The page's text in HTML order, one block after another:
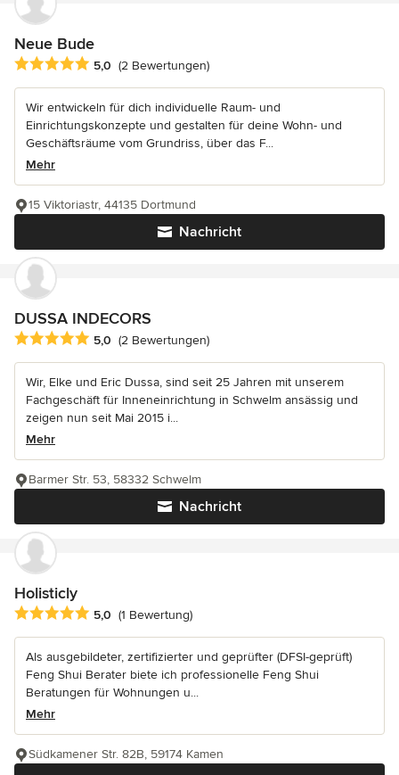
Neue Bude
Durchschnittliche Bewertung: 5 von 5 Sternen
5,0 (2 Bewertungen)
Wir entwickeln für dich individuelle Raum- und
Einrichtungskonzepte und gestalten für deine Wohn- und
Geschäftsräume vom Grundriss, über das F...
Mehr
Nachricht
15 Viktoriastr, 44135 Dortmund
DUSSA INDECORS
Durchschnittliche Bewertung: 5 von 5 Sternen
5,0 (2 Bewertungen)
Wir, Elke und Eric Dussa, sind seit 25 Jahren mit unserem
Fachgeschäft für Inneneinrichtung in Schwelm ansässig und
zeigen nun seit Mai 2015 i...
Mehr
Nachricht
Barmer Str. 53, 58332 Schwelm
Holisticly
Durchschnittliche Bewertung: 5 von 5 Sternen
5,0 (1 Bewertung)
Als ausgebildeter, zertifizierter und geprüfter (DFSI-geprüft)
Feng Shui Berater biete ich professionelle Feng Shui
Beratungen für Wohnungen u...
Mehr
Südkamener Str. 82B, 59174 Kamen